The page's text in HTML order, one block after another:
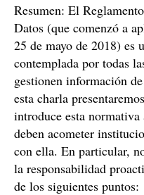
Resumen: El
Datos (que comenzó a
25 de mayo de 2018) es
contemplada por todas
gestionen información
esta charla
introduce esta
deben acometer
con ella. En particular,
la responsabilidad
de los siguientes puntos: